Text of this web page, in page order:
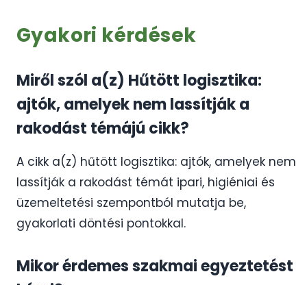
Gyakori kérdések
Miről szól a(z) Hűtött logisztika:
ajtók, amelyek nem lassítják a
rakodást témájú cikk?
A cikk a(z) hűtött logisztika: ajtók, amelyek nem
lassítják a rakodást témát ipari, higiéniai és
üzemeltetési szempontból mutatja be,
gyakorlati döntési pontokkal.
Mikor érdemes szakmai egyeztetést